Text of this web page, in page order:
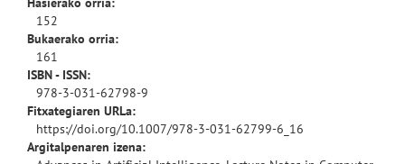
152
Bukaerako orria:
161
ISBN - ISSN:
978-3-031-62798-9
Fitxategiaren URLa:
https://doi.org/10.1007/978-3-031-62799-6_16
Argitalpenaren izena: